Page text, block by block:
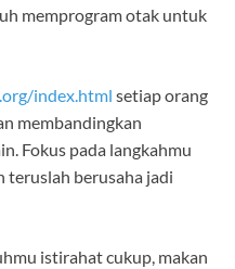
memprogram otak untuk
index.html setiap orang
membandingkan
Fokus pada langkahmu
teruslah berusaha jadi
istirahat cukup, makan